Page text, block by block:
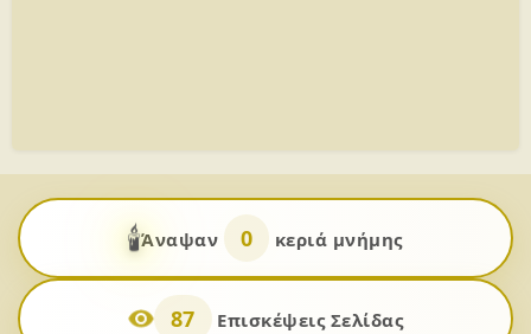
🕯️Άναψαν 0 κεριά μνήμης
87 Επισκέψεις Σελίδας